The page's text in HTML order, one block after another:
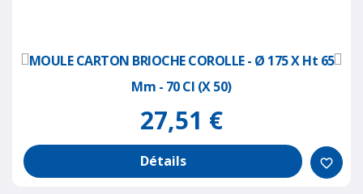
MOULE CARTON BRIOCHE COROLLE - Ø 175 X Ht 65
Mm - 70 Cl (x 50)
27,51 €
Détails favorite_border